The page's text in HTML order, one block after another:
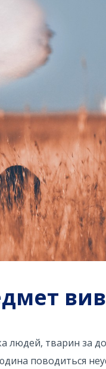
людей, тварин за
поводиться